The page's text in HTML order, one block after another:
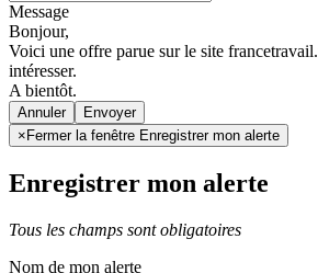
Message
Bonjour,
Voici une offre parue sur le site
intéresser.
A bientôt.
Annuler
× Fermer la fenêtre Enregistrer mon alerte
Enregistrer mon alerte
Tous les champs sont obligatoires
Nom de mon alerte